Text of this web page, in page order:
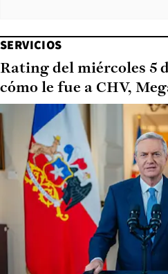
SERVICIOS
Rating del miércoles 5
cómo le fue a CHV,